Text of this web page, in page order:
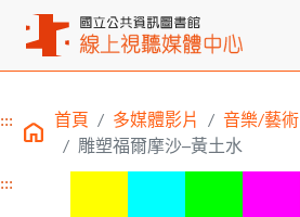
主要內容區塊
::: 首頁 多媒體影片 音樂/藝術
雕塑福爾摩沙─黃土水
:::